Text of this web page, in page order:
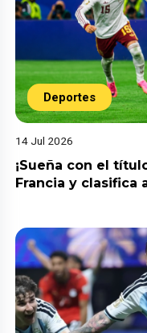
Deportes
14 Jul 2026
¡Sueña con el
Francia y clasifica